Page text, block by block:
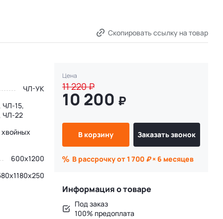
Скопировать ссылку на товар
ЧЛ-УК
ЧЛ-15,
ЧЛ-22
хвойных
600x1200
Цена
11 220₽
10 200 ₽
В корзину Заказать звонок
В рассрочку от 1 700 ₽× 6 месяцев
Информация о товаре
Под заказ
100% предоплата